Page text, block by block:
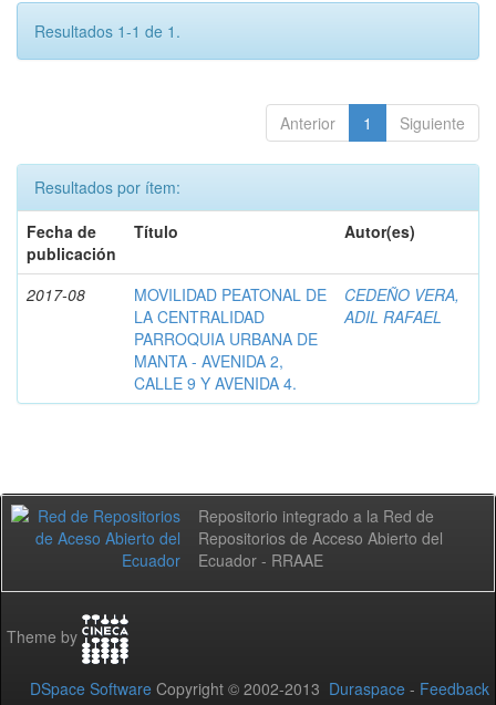
Resultados 1-1 de 1.
Anterior 1 Siguiente
Resultados por ítem:
Fecha de
publicación
Título Autor(es)
2017-08
MOVILIDAD PEATONAL DE
LA CENTRALIDAD
PARROQUIA URBANA DE
MANTA - AVENIDA 2,
CALLE 9 Y AVENIDA 4.
CEDEÑO VERA,
ADIL RAFAEL
Repositorio integrado a la Red de
Repositorios de Acceso Abierto del
Ecuador - RRAAE
Theme by
DSpace Software Copyright © 2002-2013 Duraspace - Feedback